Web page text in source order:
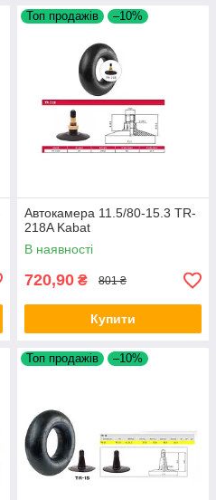
Топ продажів –10%
Автокамера 11.5/80-15.3 TR-
218A Kabat
В наявності
720,90 ₴ 801 ₴
Купити
Топ продажів –10%